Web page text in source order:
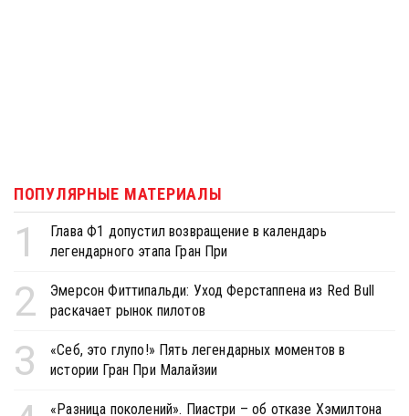
ПОПУЛЯРНЫЕ МАТЕРИАЛЫ
1
Глава Ф1 допустил возвращение в календарь
легендарного этапа Гран При
2
Эмерсон Фиттипальди: Уход Ферстаппена из Red Bull
раскачает рынок пилотов
3
«Себ, это глупо!» Пять легендарных моментов в
истории Гран При Малайзии
«Разница поколений». Пиастри – об отказе Хэмилтона